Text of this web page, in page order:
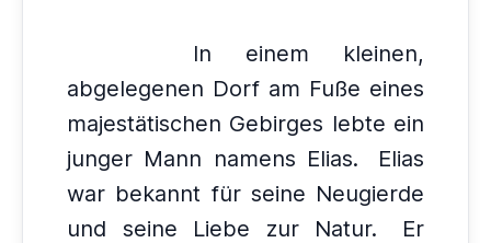
In einem kleinen,
abgelegenen Dorf am Fuße eines
majestätischen Gebirges lebte ein
junger Mann namens Elias.
Elias
war bekannt für seine Neugierde
und seine Liebe zur Natur.
Er